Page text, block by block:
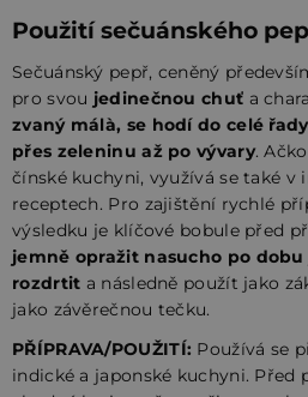
Použití sečuánského
Sečuánský pepř, ceněný
pro svou jedinečnou chuť a
zvaný málà, se hodí do celé
přes zeleninu až po vývary.
čínské kuchyni, využívá se také v
receptech. Pro zajištění rychlé
výsledku je klíčové bobule před
jemně opražit nasucho po
rozdrtit a následně použít jako
jako závěrečnou tečku.
PŘÍPRAVA/POUŽITÍ: Používá se
indické a japonské kuchyni.